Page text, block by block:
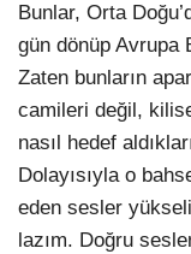
Bunlar, Orta
gün dönüp Avrupa
Zaten bunların
camileri değil,
nasıl hedef
Dolayısıyla o
eden sesler
lazım. Doğru